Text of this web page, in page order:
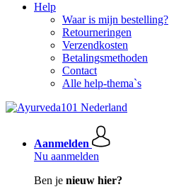
Help
Waar is mijn bestelling?
Retourneringen
Verzendkosten
Betalingsmethoden
Contact
Alle help-thema`s
Aanmelden
Nu aanmelden
Ben je nieuw hier?